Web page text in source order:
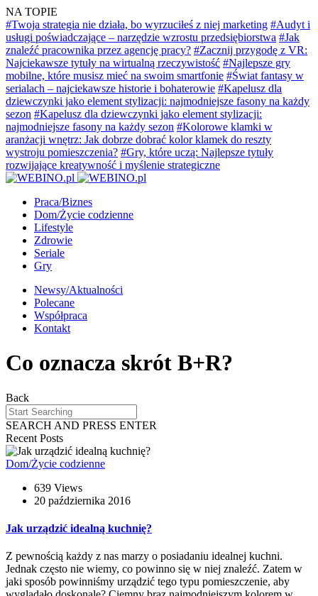
NA TOPIE
#Twoja strategia nie działa, bo wyrzuciłeś z niej marketing #Audyt i
usługi poświadczające – narzędzie wzrostu przedsiębiorstwa #Jak
znaleźć pracownika przez agencję pracy? #Zacznij przygodę z VR:
Najciekawsze tytuły na wirtualną rzeczywistość #Najlepsze gry
mobilne, które musisz mieć na swoim smartfonie #Świat fantasy w
serialach – najciekawsze historie i bohaterowie #Kapelusz dla
dziewczynki jako element stylizacji: najmodniejsze fasony na każdy
sezon #Kapelusz dla dziewczynki jako element stylizacji:
najmodniejsze fasony na każdy sezon #Kolorowe klamki w
aranżacji wnętrz: Jak dobrze dobrać kolor klamek do reszty
wystroju pomieszczenia? #Gry, które uczą: Najlepsze tytuły
rozwijające kreatywność i myślenie strategiczne
Praca/Biznes
Dom/Życie codzienne
Lifestyle
Zdrowie
Seriale
Gry
Newsy/Aktualności
Polecane
Współpraca
Kontakt
Co oznacza skrót B+R?
Back
SEARCH AND PRESS ENTER
Recent Posts
Dom/Życie codzienne
639 Views
20 października 2016
Jak urządzić idealną kuchnię?
Z pewnością każdy z nas marzy o posiadaniu idealnej kuchni.
Jednak często nie wiemy, co powinno się w niej znaleźć. Zatem w
jaki sposób powinniśmy urządzić tego typu pomieszczenie, aby